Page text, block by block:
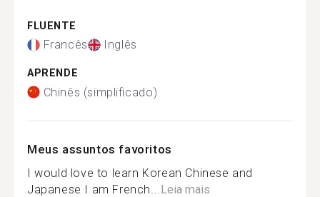
FLUENTE
Francês Inglês
APRENDE
Chinês (simplificado)
Meus assuntos favoritos
I would love to learn Korean Chinese and
Japanese I am French... Leia mais